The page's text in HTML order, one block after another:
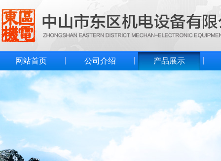
网站首页 公司介绍 产品展示